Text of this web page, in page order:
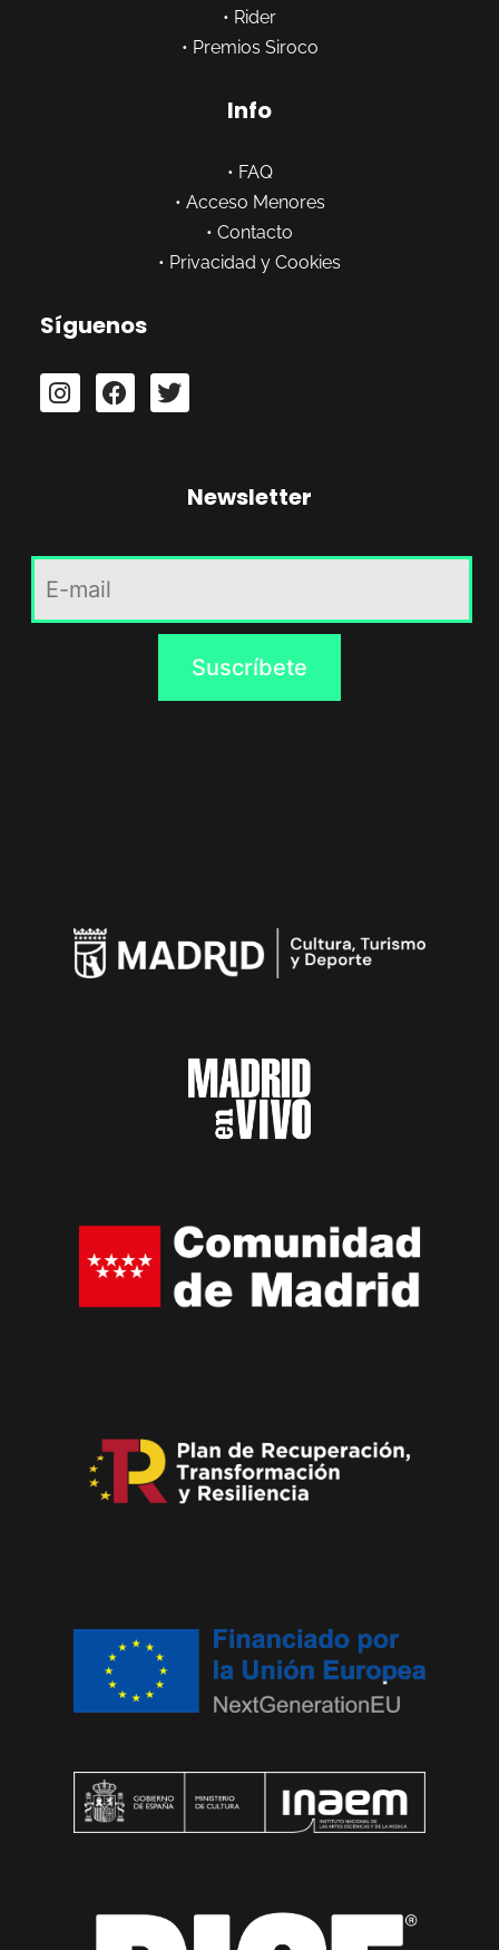
• Rider
• Premios Siroco
Info
• FAQ
• Acceso Menores
• Contacto
• Privacidad y Cookies
Síguenos
Newsletter